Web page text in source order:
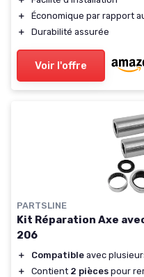
＋
Économique par rapport
＋
Durabilité assurée
Voir l'offre
PARTSLINE
Kit Réparation Axe
206
＋ Compatible avec
＋
Contient 2 pièces pour